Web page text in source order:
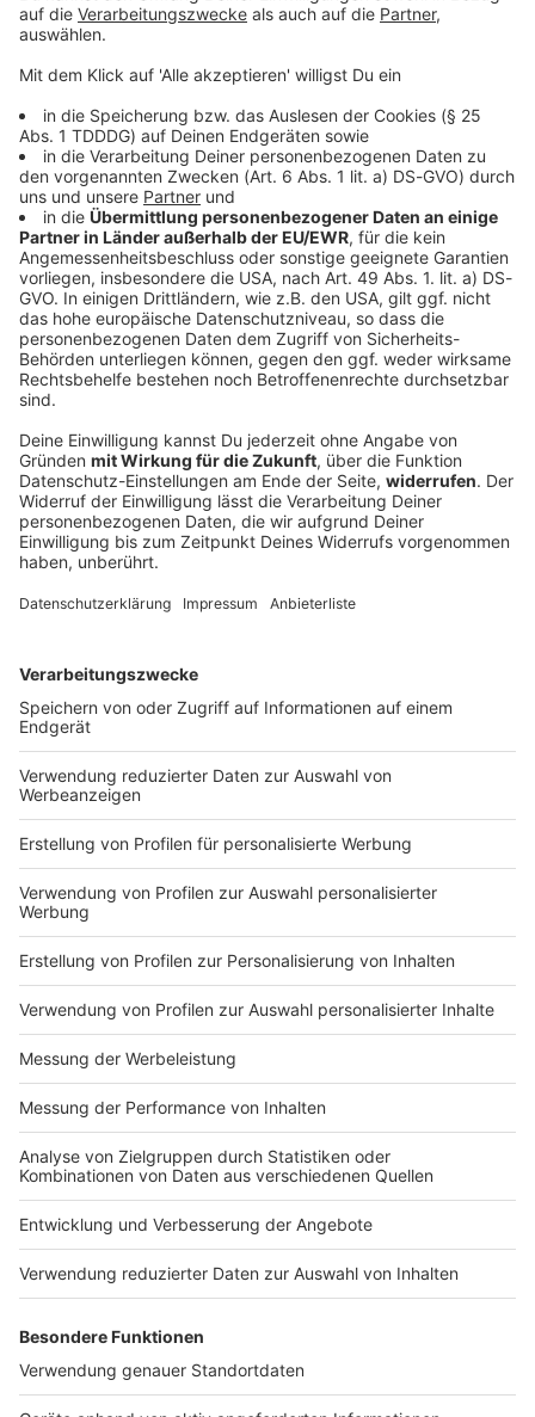
© dpa-infocom, dpa:260522-930-113786/1
Bayern
54 Menschen ertrinken in Bayern
See, Fluss, Freibad – gerade in Hitzephasen ist eine
Abkühlung dort gefragt. Doch Gewässer bergen
Gefahren.
DEINE GEMERKTEN ARTIKEL
Du hast dir noch keine Artikel gemerkt
Markiere sie hierfür mit einem
Impressum
Nutzungsbedingungen
Jobs
Presse
Werben
Archiv
ANTENNE BAYERN GROUP
Kontakt
Studio-Hotline
Verkehrs-Hotline
Newsletter